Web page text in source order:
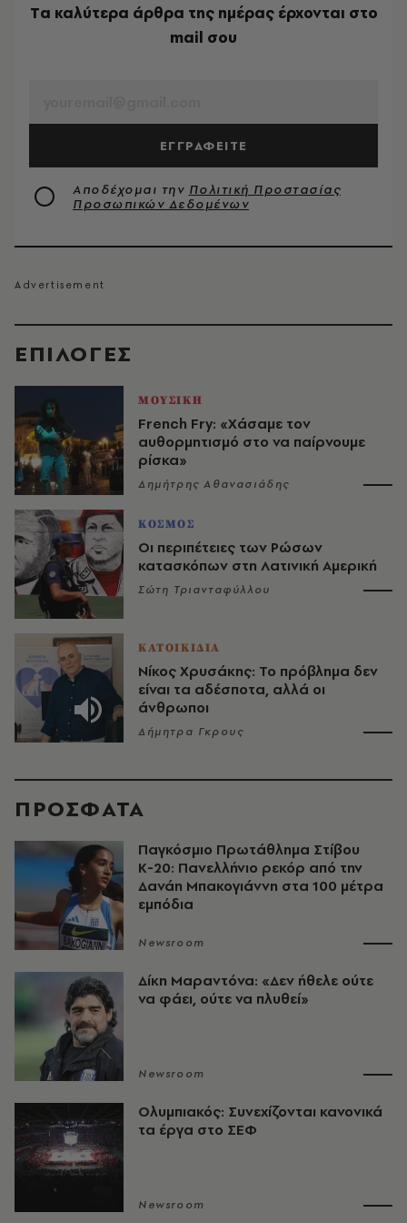
EΠΙΛΟΓΈΣ
ΜΟΥΣΙΚΗ
French Fry: «Χάσαμε τον
αυθορμητισμό στο να παίρνουμε
ρίσκα»
Δημήτρης Αθανασιάδης
ΚΟΣΜΟΣ
Οι περιπέτειες των Ρώσων
κατασκόπων στη Λατινική Αμερική
Σώτη Τριανταφύλλου
ΚΑΤΟΙΚΙΔΙΑ
Νίκος Χρυσάκης: Το πρόβλημα δεν
είναι τα αδέσποτα, αλλά οι
άνθρωποι
Δήμητρα Γκρους
Tα καλύτερα άρθρα της ημέρας έρχονται στο
mail σου
ΕΓΓΡΑΦΕΙΤΕ
Αποδέχομαι την Πολιτική Προστασίας
Προσωπικών Δεδομένων
ΠΡΟΣΦΑΤΑ
Παγκόσμιο Πρωτάθλημα Στίβου
Κ-20: Πανελλήνιο ρεκόρ από την
Δανάη Μπακογιάννη στα 100 μέτρα
εμπόδια
Newsroom
Δίκη Μαραντόνα: «Δεν ήθελε ούτε
να φάει, ούτε να πλυθεί»
Newsroom
Ολυμπιακός: Συνεχίζονται κανονικά
τα έργα στο ΣΕΦ
Newsroom